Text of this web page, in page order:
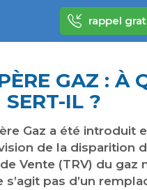
rappel
GAZ : À
SERT-IL ?
Gaz a été introduit
de la disparition
Vente (TRV) du gaz
s’agit pas d’un